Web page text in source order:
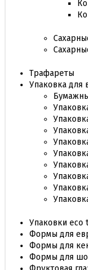
Трафареты
Упаковка для
Упаковки eco
Формы для
Формы для
Формы для